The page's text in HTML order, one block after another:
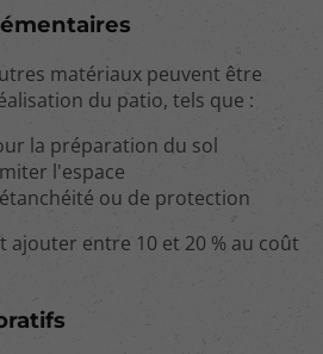
matériaux peuvent être
du patio, tels que :
la préparation du sol
l'espace
ou de protection
ajouter entre 10 et 20 % au coût